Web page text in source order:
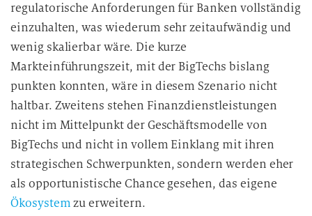
regulatorische Anforderungen für Banken vollständig
einzuhalten, was wiederum sehr zeitaufwändig und
wenig skalierbar wäre. Die kurze
Markteinführungszeit, mit der BigTechs bislang
punkten konnten, wäre in diesem Szenario nicht
haltbar. Zweitens stehen Finanzdienstleistungen
nicht im Mittelpunkt der Geschäftsmodelle von
BigTechs und nicht in vollem Einklang mit ihren
strategischen Schwerpunkten, sondern werden eher
als opportunistische Chance gesehen, das eigene
Ökosystemzu erweitern.